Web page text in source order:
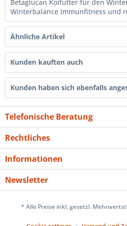
Betaglucan Koifutter für den
Winterbalance Immunfitness und
Ähnliche Artikel
Kunden kauften auch
Kunden haben sich ebenfalls
Telefonische Beratung
Rechtliches
Informationen
Newsletter
* Alle Preise inkl. gesetzl.